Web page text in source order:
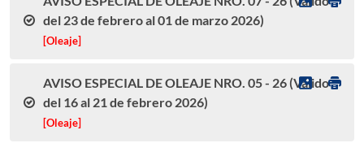
del 23 de febrero al 01 de marzo 2026)
[Oleaje]
AVISO ESPECIAL DE OLEAJE NRO. 05 - 26 (Válido
del 16 al 21 de febrero 2026)
[Oleaje]